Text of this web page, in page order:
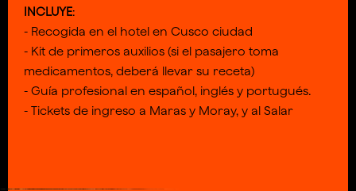
INCLUYE:
- Recogida en el hotel en Cusco ciudad
- Kit de primeros auxilios (si el pasajero toma
medicamentos, deberá llevar su receta)
- Guía profesional en español, inglés y portugués.
- Tickets de ingreso a Maras y Moray, y al Salar